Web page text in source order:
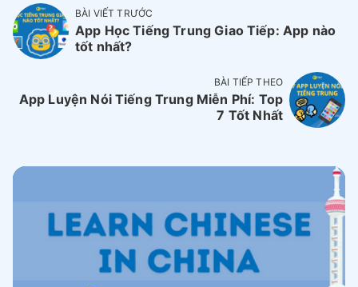
BÀI VIẾT TRƯỚC
App Học Tiếng Trung Giao Tiếp: App nào
tốt nhất?
BÀI TIẾP THEO
App Luyện Nói Tiếng Trung Miễn Phí: Top
7 Tốt Nhất